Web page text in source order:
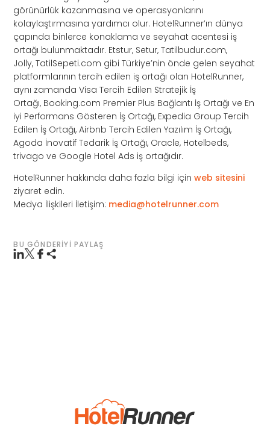
görünürlük kazanmasına ve operasyonlarını
kolaylaştırmasına yardımcı olur. HotelRunner’ın dünya
çapında binlerce konaklama ve seyahat acentesi iş
ortağı bulunmaktadır. Etstur, Setur, Tatilbudur.com,
Jolly, TatilSepeti.com gibi Türkiye’nin önde gelen seyahat
platformlarının tercih edilen iş ortağı olan HotelRunner,
aynı zamanda Visa Tercih Edilen Stratejik İş
Ortağı, Booking.com Premier Plus Bağlantı İş Ortağı ve En
iyi Performans Gösteren İş Ortağı, Expedia Group Tercih
Edilen İş Ortağı, Airbnb Tercih Edilen Yazılım İş Ortağı,
Agoda İnovatif Tedarik İş Ortağı, Oracle, Hotelbeds,
trivago ve Google Hotel Ads iş ortağıdır.
HotelRunner hakkında daha fazla bilgi içinweb sitesini
ziyaret edin.
Medya İlişkileri İletişim: media@hotelrunner.com
BU GÖNDERIYI PAYLAŞ